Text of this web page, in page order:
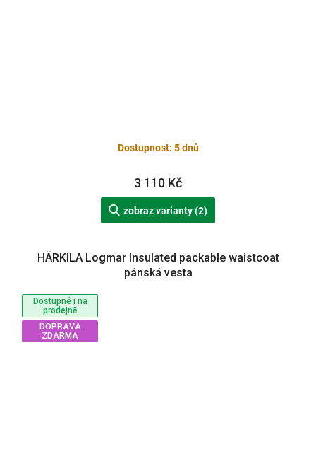
Dostupnost: 5 dnů
3 110 Kč
zobraz varianty (2)
Dostupné i na
prodejně
DOPRAVA
ZDARMA
HÄRKILA Logmar Insulated packable waistcoat
pánská vesta